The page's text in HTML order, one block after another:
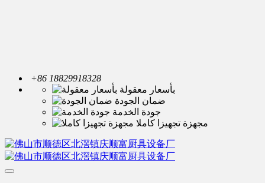
+86 18829918328
بأسعار معقولة
ضمان الجودة
جودة الخدمة
مجهزة تجهيزا كاملا